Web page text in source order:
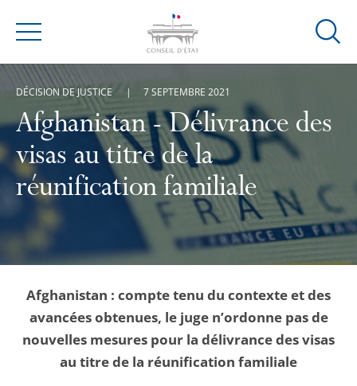
Menu
Ouvrir
Afghanistan - Délivrance des
visas au titre de la
réunification familiale
DÉCISION DE JUSTICE 7 SEPTEMBRE 2021
Afghanistan : compte tenu du contexte et des
avancées obtenues, le juge n’ordonne pas de
nouvelles mesures pour la délivrance des visas
au titre de la réunification familiale